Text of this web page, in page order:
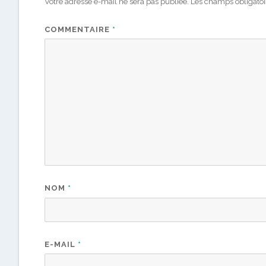
COMMENTAIRE *
NOM *
E-MAIL *